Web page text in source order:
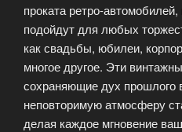
проката ретро-
подойдут для любых
как свадьбы, юбилеи,
многое другое. Эти
сохраняющие дух прошлого
неповторимую атмосферу
делая каждое мгновение